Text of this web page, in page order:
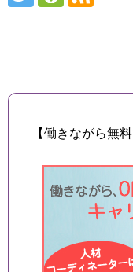
【働きながら無